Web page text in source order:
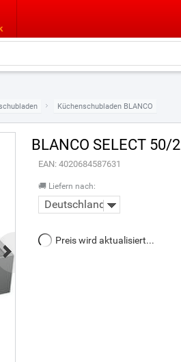
Küchenschubladen BLANCO
BLANCO SELECT 50/2
EAN: 4020684587631
🚚 Liefern nach:
Deutschland
Preis wird aktualisiert...